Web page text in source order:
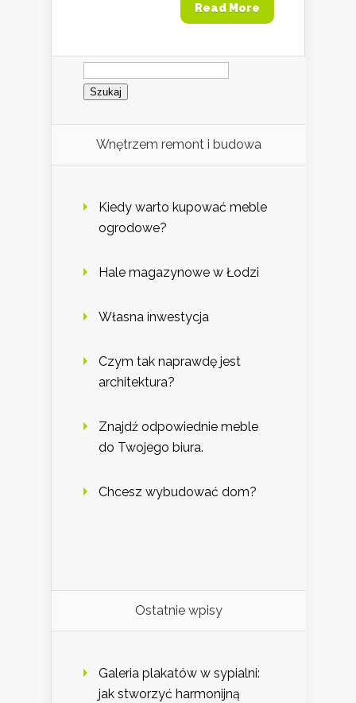
Read More
Szukaj:
Wnętrzem remont i budowa
Kiedy warto kupować meble
ogrodowe?
Hale magazynowe w Łodzi
Własna inwestycja
Czym tak naprawdę jest
architektura?
Znajdź odpowiednie meble
do Twojego biura.
Chcesz wybudować dom?
Ostatnie wpisy
Galeria plakatów w sypialni:
jak stworzyć harmonijną